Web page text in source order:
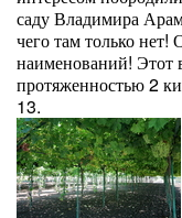
саду Владимира
чего там только
наименований! Этот
протяженностью 2
13.